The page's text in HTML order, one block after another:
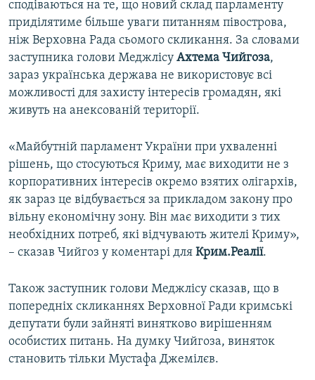
сподіваються на те, що новий склад парламенту
приділятиме більше уваги питанням півострова,
ніж Верховна Рада сьомого скликання. За словами
заступника голови Меджлісу Ахтема Чийгоза,
зараз українська держава не використовує всі
можливості для захисту інтересів громадян, які
живуть на анексованій території.
«Майбутній парламент України при ухваленні
рішень, що стосуються Криму, має виходити не з
корпоративних інтересів окремо взятих олігархів,
як зараз це відбувається за прикладом закону про
вільну економічну зону. Він має виходити з тих
необхідних потреб, які відчувають жителі Криму»,
– сказав Чийгоз у коментарі для Крим.Реалії.
Також заступник голови Меджлісу сказав, що в
попередніх скликаннях Верховної Ради кримські
депутати були зайняті винятково вирішенням
особистих питань. На думку Чийгоза, виняток
становить тільки Мустафа Джемілєв.